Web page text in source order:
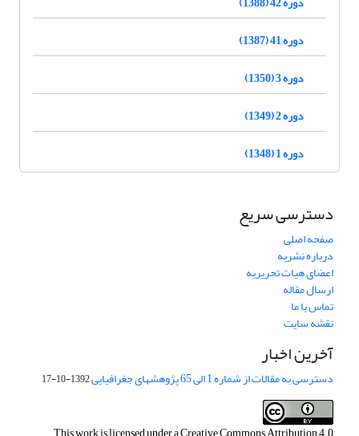
دوره 41 (1387)
دوره 3 (1350)
دوره 2 (1349)
دوره 1 (1348)
دسترسی سریع
صفحه اصلی
درباره نشریه
اعضای هیات تحریریه
ارسال مقاله
تماس با ما
نقشه سایت
آخرین اخبار
دسترسی به مقالات از شماره 1 الی 65 پژوهشهای جغرافیایی 1392-10-17